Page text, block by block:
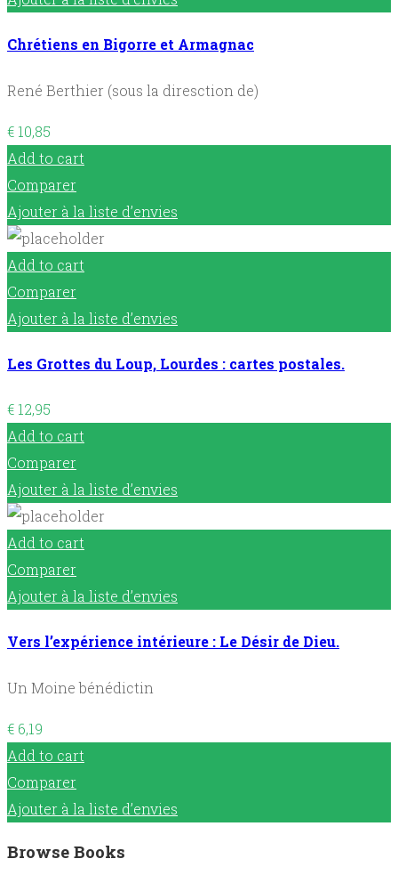
Chrétiens en Bigorre et Armagnac
René Berthier (sous la diresction de)
€ 10,85
Add to cart
Comparer
Ajouter à la liste d’envies
Add to cart
Comparer
Ajouter à la liste d’envies
Les Grottes du Loup, Lourdes : cartes postales.
€ 12,95
Add to cart
Comparer
Ajouter à la liste d’envies
Add to cart
Comparer
Ajouter à la liste d’envies
Vers l’expérience intérieure : Le Désir de Dieu.
Un Moine bénédictin
€ 6,19
Add to cart
Comparer
Ajouter à la liste d’envies
Browse Books